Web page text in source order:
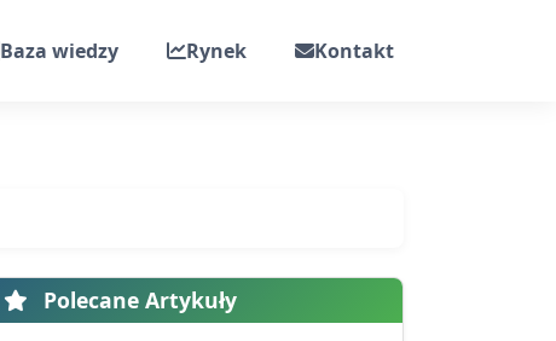
Baza wiedzy Rynek Kontakt
Polecane Artykuły